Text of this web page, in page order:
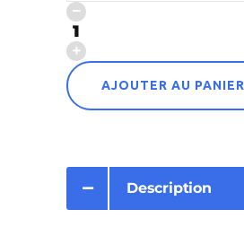
AJOUTER AU PANIER
Description